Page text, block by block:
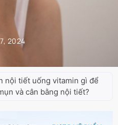
2024
nội tiết uống vitamin gì để
và cân bằng nội tiết?